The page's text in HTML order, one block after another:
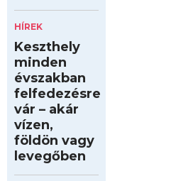
HÍREK
Keszthely
minden
évszakban
felfedezésre
vár – akár
vízen,
földön vagy
levegőben